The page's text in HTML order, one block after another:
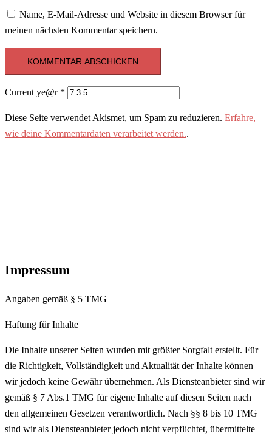
Name, E-Mail-Adresse und Website in diesem Browser für
meinen nächsten Kommentar speichern.
Current ye@r *
Diese Seite verwendet Akismet, um Spam zu reduzieren. Erfahre,
wie deine Kommentardaten verarbeitet werden..
Impressum
Angaben gemäß § 5 TMG
Haftung für Inhalte
Die Inhalte unserer Seiten wurden mit größter Sorgfalt erstellt. Für
die Richtigkeit, Vollständigkeit und Aktualität der Inhalte können
wir jedoch keine Gewähr übernehmen. Als Diensteanbieter sind wir
gemäß § 7 Abs.1 TMG für eigene Inhalte auf diesen Seiten nach
den allgemeinen Gesetzen verantwortlich. Nach §§ 8 bis 10 TMG
sind wir als Diensteanbieter jedoch nicht verpflichtet, übermittelte